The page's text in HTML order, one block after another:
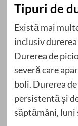
Tipuri de
Există mai
inclusiv
Durerea de
severă care
boli. Durerea
persistentă și
săptămâni, luni